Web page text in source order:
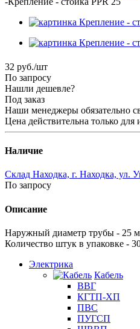
32 руб./шт
По запросу
Нашли дешевле?
Под заказ
Наши менеджеры обязательно
Цена действительна только
Наличие
Склад Находка, г. Находка, ул.
По запросу
Описание
Наружный диаметр трубы - 25
Количество штук в упаковке -
Электрика
Кабель
ВВГ
КГТП-ХП
ПВС
ПУГСП